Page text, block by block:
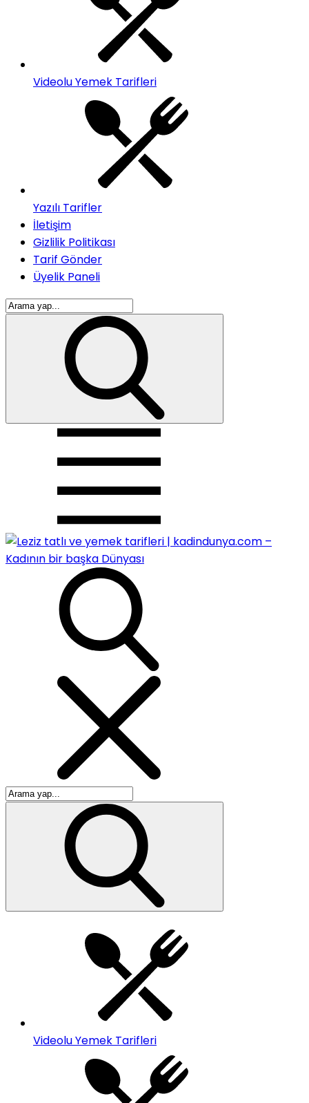
Videolu Yemek Tarifleri
Yazılı Tarifler
İletişim
Gizlilik Politikası
Tarif Gönder
Üyelik Paneli
Videolu Yemek Tarifleri